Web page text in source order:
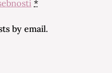
*
by email.